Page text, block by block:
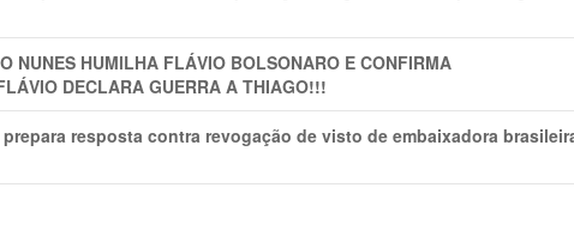
NUNES HUMlLHA FLÁVIO BOLSONARO E CONFIRMA
DECLARA GUERRA A THIAGO!!!
resposta contra revogação de visto de embaixadora